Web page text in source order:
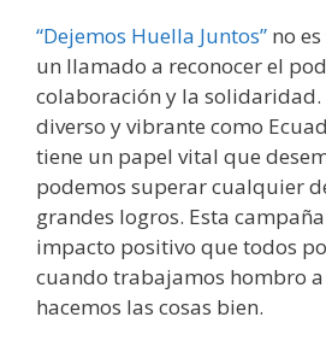
“Dejemos Huella Juntos” no
un llamado a reconocer el
colaboración y la solidaridad.
diverso y vibrante como
tiene un papel vital que
podemos superar cualquier
grandes logros. Esta
impacto positivo que todos
cuando trabajamos hombro
hacemos las cosas bien.